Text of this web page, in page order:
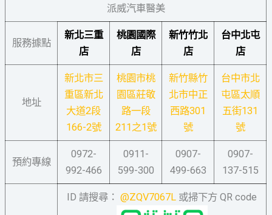
派威汽車醫美
服務據點
新北三重
店
桃園國際
店
新竹竹北
店
台中北屯
店
地址
新北市三
重區新北
大道2段
166-2號
桃園市桃
園區莊敬
路一段
211之1號
新竹縣竹
北市中正
西路301
號
台中市北
屯區太順
五街131
號
預約專線
0972-
992-466
0911-
599-300
0907-
499-663
0907-
137-515
ID 請搜尋：@ZQV7067L 或掃下方 QR code